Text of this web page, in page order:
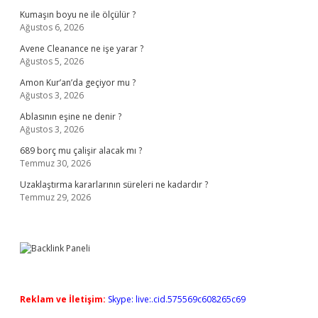
Kumaşın boyu ne ile ölçülür ?
Ağustos 6, 2026
Avene Cleanance ne işe yarar ?
Ağustos 5, 2026
Amon Kur’an’da geçiyor mu ?
Ağustos 3, 2026
Ablasının eşine ne denir ?
Ağustos 3, 2026
689 borç mu çalişir alacak mı ?
Temmuz 30, 2026
Uzaklaştırma kararlarının süreleri ne kadardır ?
Temmuz 29, 2026
Reklam ve İletişim: Skype: live:.cid.575569c608265c69